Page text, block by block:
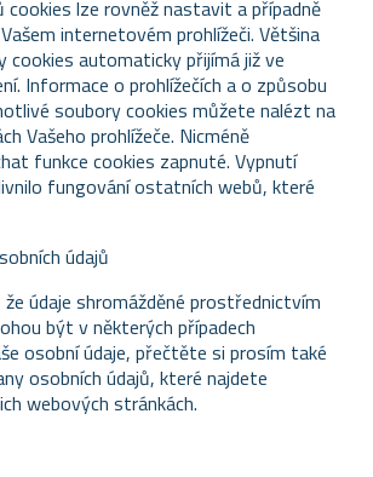
cookies lze rovněž nastavit a případně
internetovém prohlížeči. Většina
cookies automaticky přijímá již ve
Informace o prohlížečích a o způsobu
soubory cookies můžete nalézt na
Vašeho prohlížeče. Nicméně
funkce cookies zapnuté. Vypnutí
fungování ostatních webů, které
údajů
údaje shromážděné prostřednictvím
být v některých případech
osobní údaje, přečtěte si prosím také
osobních údajů, které najdete
webových stránkách.